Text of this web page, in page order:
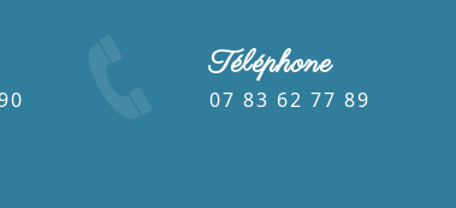
Téléphone
07 83 62 77 89